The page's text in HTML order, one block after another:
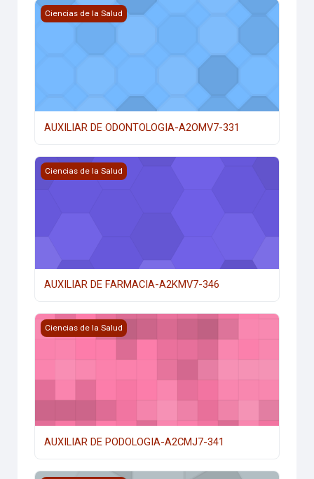
AUXILIAR DE ODONTOLOGIA-A2OMV7-331
Ciencias de la Salud
AUXILIAR DE ODONTOLOGIA-A2OMV7-331
AUXILIAR DE FARMACIA-A2KMV7-346
Ciencias de la Salud
AUXILIAR DE FARMACIA-A2KMV7-346
AUXILIAR DE PODOLOGIA-A2CMJ7-341
Ciencias de la Salud
AUXILIAR DE PODOLOGIA-A2CMJ7-341